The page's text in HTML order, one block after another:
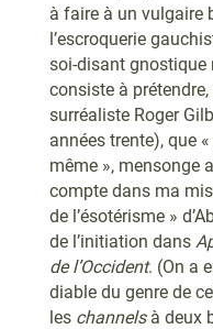
à faire à un vulgaire
l’escroquerie
soi-disant gnostique
consiste à
surréaliste Roger
années trente), que
même », mensonge
compte dans ma
de l’ésotérisme »
de l’initiation dans
de l’Occident. (On a
diable du genre de
les channelsà deux